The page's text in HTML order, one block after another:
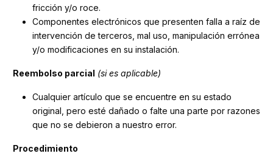
fricción y/o roce.
Componentes electrónicos que presenten falla a raíz de
intervención de terceros, mal uso, manipulación errónea
y/o modificaciones en su instalación.
Reembolso parcial (si es aplicable)
Cualquier artículo que se encuentre en su estado
original, pero esté dañado o falte una parte por razones
que no se debieron a nuestro error.
Procedimiento